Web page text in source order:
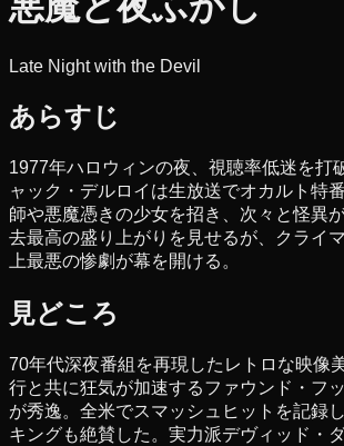
Late Night with the Devil
あらすじ
1977年ハロウィンの夜、視聴率低迷を打
ャック・デルロイは生放送でオカルト特
師や悪魔憑きの少女を招き、次々と怪異
去最高の盛り上がりを見せるが、クライ
上最悪の惨劇が幕を開ける。
見どころ
70年代深夜番組を再現したレトロな映像
行と共に狂気が加速するファウンド・フ
が秀逸。全米でスマッシュヒットを記録
キングも絶賛した。実力派デヴィッド・